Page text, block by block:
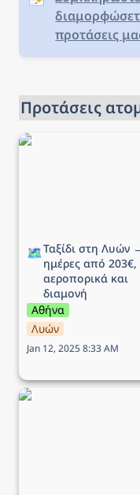
προτάσεις
Προτάσεις
Ταξίδι στη Λυών → 5
🗺️Ταξίδι στη Λυών
ημέρες από 203€,
αεροπορικά και
διαμονή
Αθήνα
Λυών
Jan 12, 2025 8:33 AM
Ταξίδι στο Μιλάνο →